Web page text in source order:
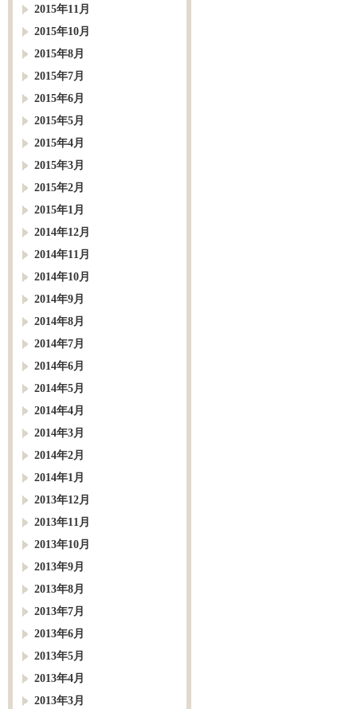
2015年11月
2015年10月
2015年8月
2015年7月
2015年6月
2015年5月
2015年4月
2015年3月
2015年2月
2015年1月
2014年12月
2014年11月
2014年10月
2014年9月
2014年8月
2014年7月
2014年6月
2014年5月
2014年4月
2014年3月
2014年2月
2014年1月
2013年12月
2013年11月
2013年10月
2013年9月
2013年8月
2013年7月
2013年6月
2013年5月
2013年4月
2013年3月